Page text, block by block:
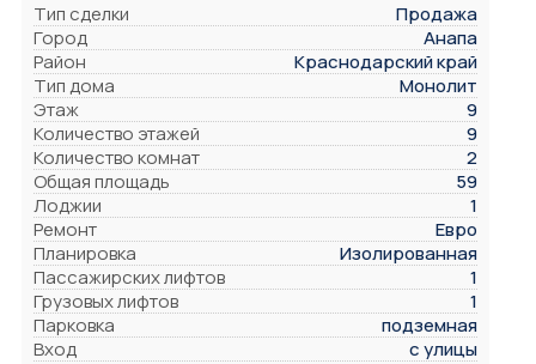
Тип сделки
Продажа
Город
Анапа
Район
Краснодарский край
Тип дома
Монолит
Этаж
9
Количество этажей
9
Количество комнат
2
Общая площадь
59
Лоджии
1
Ремонт
Евро
Планировка
Изолированная
Пассажирских лифтов
1
Грузовых лифтов
1
Парковка
подземная
Вход
с улицы